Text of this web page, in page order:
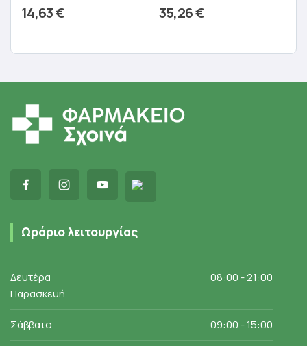
14,63€ 35,26€
Ωράριο λειτουργίας
Δευτέρα
Παρασκευή
08:00 - 21:00
Σάββατο 09:00 - 15:00